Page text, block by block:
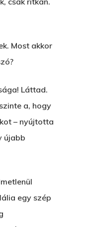
Most akkor
Láttad.
a, hogy
– nyújtotta
újabb
egy szép
Párizs És Újra MI
ELMENT A VILLAMOS
EGY BANKOT, ÖDÖN?
A „BECSÜLETES”